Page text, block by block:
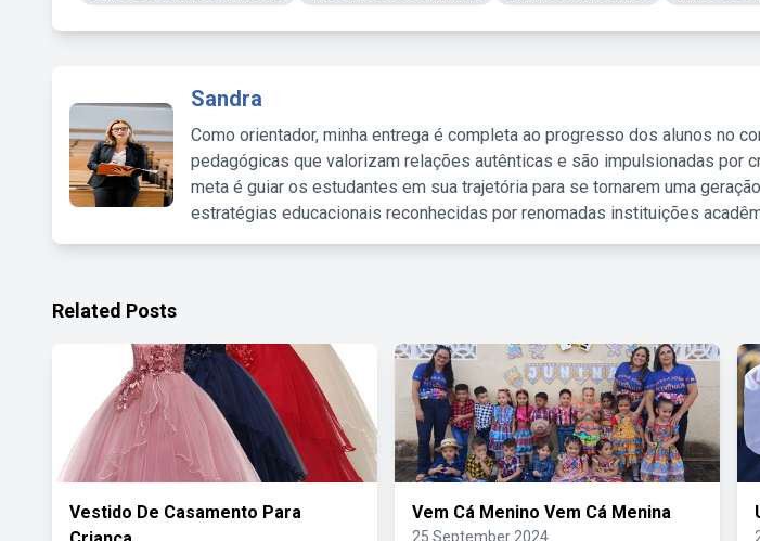
Sandra
Como orientador, minha entrega é completa ao progresso dos alunos no
pedagógicas que valorizam relações autênticas e são impulsionadas por
meta é guiar os estudantes em sua trajetória para se tornarem uma
estratégias educacionais reconhecidas por renomadas instituições
Related Posts
Vestido De Casamento Para
Vem Cá Menino Vem Cá Menina
25 September 2024